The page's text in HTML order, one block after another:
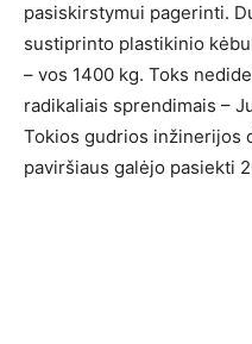
pasiskirstymui pagerinti.
sustiprinto plastikinio
– vos 1400 kg. Toks
radikaliais sprendimais –
Tokios gudrios inžinerijos
paviršiaus galėjo pasiekti